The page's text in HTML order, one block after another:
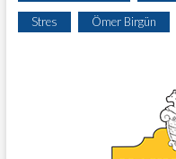
Stres Ömer Birgün